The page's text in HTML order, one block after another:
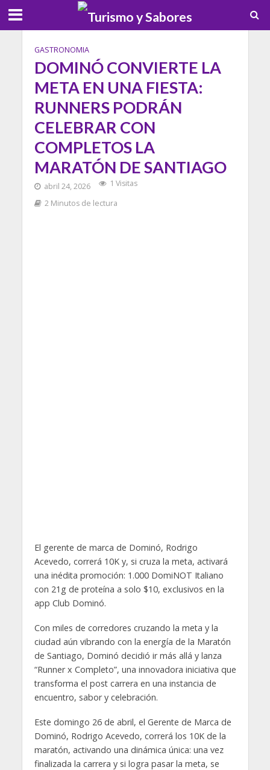
GASTRONOMIA
DOMINÓ CONVIERTE LA
META EN UNA FIESTA:
RUNNERS PODRÁN
CELEBRAR CON
COMPLETOS LA
MARATÓN DE SANTIAGO
abril 24, 2026
1 Visitas
2 Minutos de lectura
El gerente de marca de Dominó, Rodrigo
Acevedo, correrá 10K y, si cruza la meta, activará
una inédita promoción: 1.000 DomiNOT Italiano
con 21g de proteína a solo $10, exclusivos en la
app Club Dominó.
Con miles de corredores cruzando la meta y la
ciudad aún vibrando con la energía de la Maratón
de Santiago, Dominó decidió ir más allá y lanza
“Runner x Completo”, una innovadora iniciativa que
transforma el post carrera en una instancia de
encuentro, sabor y celebración.
Este domingo 26 de abril, el Gerente de Marca de
Dominó, Rodrigo Acevedo, correrá los 10K de la
maratón, activando una dinámica única: una vez
finalizada la carrera y si logra pasar la meta, se